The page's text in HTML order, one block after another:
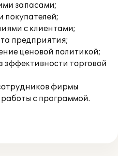
запасами;
покупателей;
с клиентами;
предприятия;
ценовой политикой;
эффективности торговой
фирмы
с программой.